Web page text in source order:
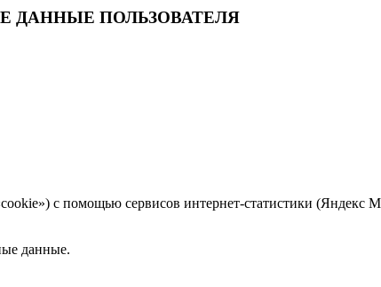
ДАННЫЕ ПОЛЬЗОВАТЕЛЯ
с помощью сервисов интернет-статистики (Яндекс
данные.